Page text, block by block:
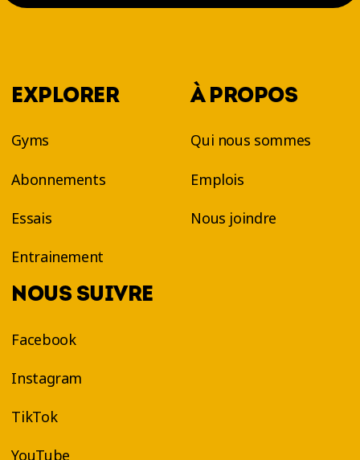
EXPLORER
Gyms
Abonnements
Essais
Entrainement
À PROPOS
Qui nous sommes
Emplois
Nous joindre
NOUS SUIVRE
Facebook
Instagram
TikTok
YouTube